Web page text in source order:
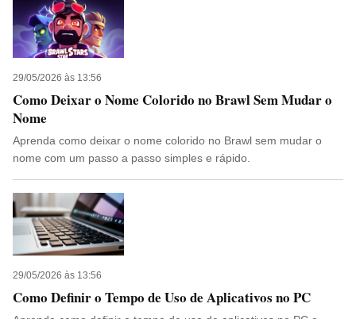
29/05/2026 às 13:56
Como Deixar o Nome Colorido no Brawl Sem Mudar o
Nome
Aprenda como deixar o nome colorido no Brawl sem mudar o
nome com um passo a passo simples e rápido.
29/05/2026 às 13:56
Como Definir o Tempo de Uso de Aplicativos no PC